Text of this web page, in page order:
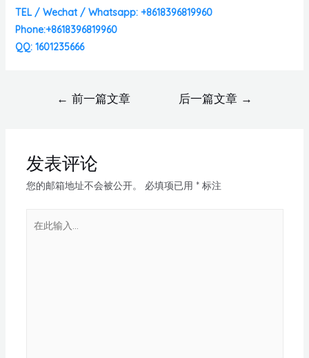
TEL / Wechat / Whatsapp: +8618396819960
Phone:+8618396819960
QQ: 1601235666
← 前一篇文章 后一篇文章 →
发表评论
您的邮箱地址不会被公开。 必填项已用 *标注